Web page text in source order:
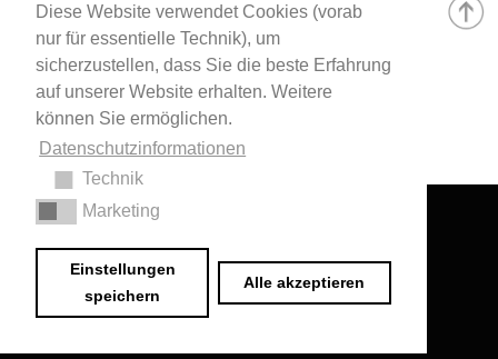
Diese Website verwendet Cookies (vorab
nur für essentielle Technik), um
sicherzustellen, dass Sie die beste Erfahrung
auf unserer Website erhalten. Weitere
können Sie ermöglichen.
Datenschutzinformationen
Technik
Marketing
Einstellungen
speichern
Alle akzeptieren
Smartbuyglasses smash! Steve Madden
Younique Zara
Impressum
© 2020 Dr. Sarah Schwab-Jung